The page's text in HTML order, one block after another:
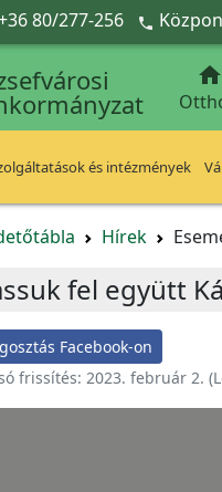
80/277-256 

és intézmények
Hírek
fel együtt
Facebook-on
frissítés: 2023. február 2.